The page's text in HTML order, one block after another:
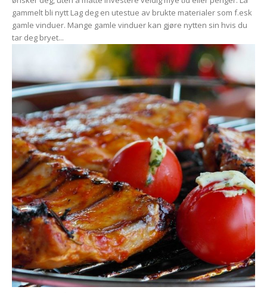
gammelt bli nytt Lag deg en utestue av brukte materialer som f.esk
gamle vinduer. Mange gamle vinduer kan gjøre nytten sin hvis du
tar deg bryet...